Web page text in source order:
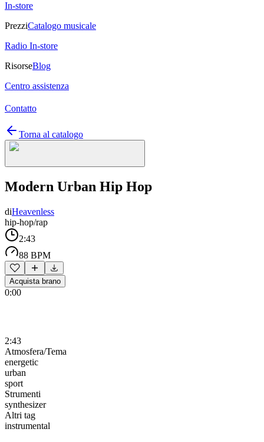
In-store
PrezziCatalogo musicale
Radio In-store
RisorseBlog
Centro assistenza
Contatto
Torna al catalogo
Modern Urban Hip Hop
diHeavenless
hip-hop/rap
2:43
88 BPM
Acquista brano
0:00
2:43
Atmosfera/Tema
energetic
urban
sport
Strumenti
synthesizer
Altri tag
instrumental